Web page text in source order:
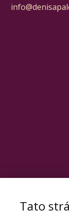
Tato